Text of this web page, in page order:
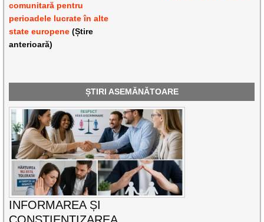
comunitară pentru
perioadele lucrate în alte
state europene (Știre
anterioară)
ȘTIRI ASEMĂNĂTOARE
INFORMAREA ȘI